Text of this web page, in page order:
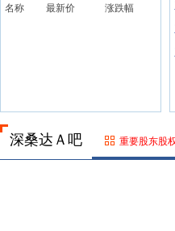
名称 最新价 涨跌幅
深桑达Ａ吧 重要股东股